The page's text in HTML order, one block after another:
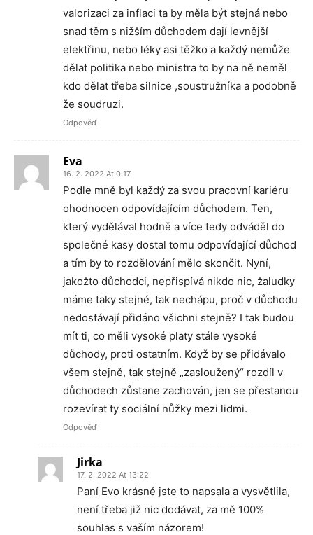
valorizaci za inflaci ta by měla být stejná nebo
snad těm s nižším důchodem dají levnější
elektřinu, nebo léky asi těžko a každý nemůže
dělat politika nebo ministra to by na ně neměl
kdo dělat třeba silnice ,soustružníka a podobně
že soudruzi.
Odpověď
Eva
16. 2. 2022 At 0:17
Podle mně byl každý za svou pracovní kariéru
ohodnocen odpovídajícím důchodem. Ten,
který vydělával hodně a více tedy odváděl do
společné kasy dostal tomu odpovídající důchod
a tím by to rozdělování mělo skončit. Nyní,
jakožto důchodci, nepřispívá nikdo nic, žaludky
máme taky stejné, tak nechápu, proč v důchodu
nedostávají přidáno všichni stejně? I tak budou
mít ti, co měli vysoké platy stále vysoké
důchody, proti ostatním. Když by se přidávalo
všem stejně, tak stejně „zasloužený“ rozdíl v
důchodech zůstane zachován, jen se přestanou
rozevírat ty sociální nůžky mezi lidmi.
Odpověď
Jirka
17. 2. 2022 At 13:22
Paní Evo krásné jste to napsala a vysvětlila,
není třeba již nic dodávat, za mě 100%
souhlas s vaším názorem!